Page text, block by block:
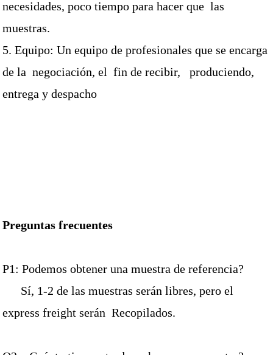
necesidades, poco tiempo para hacer que las
muestras.
5. Equipo: Un equipo de profesionales que se encarga
de la negociación, el fin de recibir,
produciendo,
entrega y despacho
Preguntas frecuentes
P1: Podemos obtener una muestra de referencia?
Sí, 1-2 de las muestras serán libres, pero el
express freight serán Recopilados.